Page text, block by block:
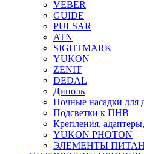
VEBER
GUIDE
PULSAR
ATN
SIGHTMARK
YUKON
ZENIT
DEDAL
Диполь
Ночные насадки для
Подсветки к ПНВ
Крепления,
YUKON PHOTON
ЭЛЕМЕНТЫ